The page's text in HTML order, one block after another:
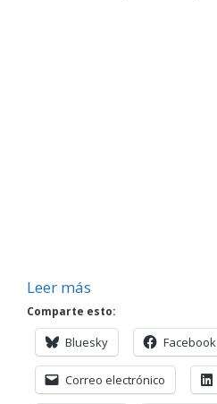
Leer más
Comparte esto:
Bluesky Facebook
Correo electrónico